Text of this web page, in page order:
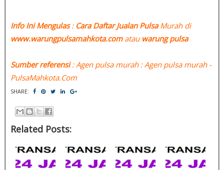
Info Ini Mengulas: Cara Daftar Jualan PulsaMurah di
www.warungpulsamahkota.comatau warung pulsa
Sumber referensi: Agen pulsa murah : Agen pulsa murah -
PulsaMahkota.Com
SHARE:
Related Posts: